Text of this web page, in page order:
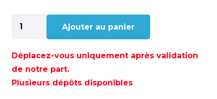
quantité
de
À
EAU
"ISEO"
Ajouter au panier
Déplacez-vous uniquement après validation
de notre part.
Plusieurs dépôts disponibles